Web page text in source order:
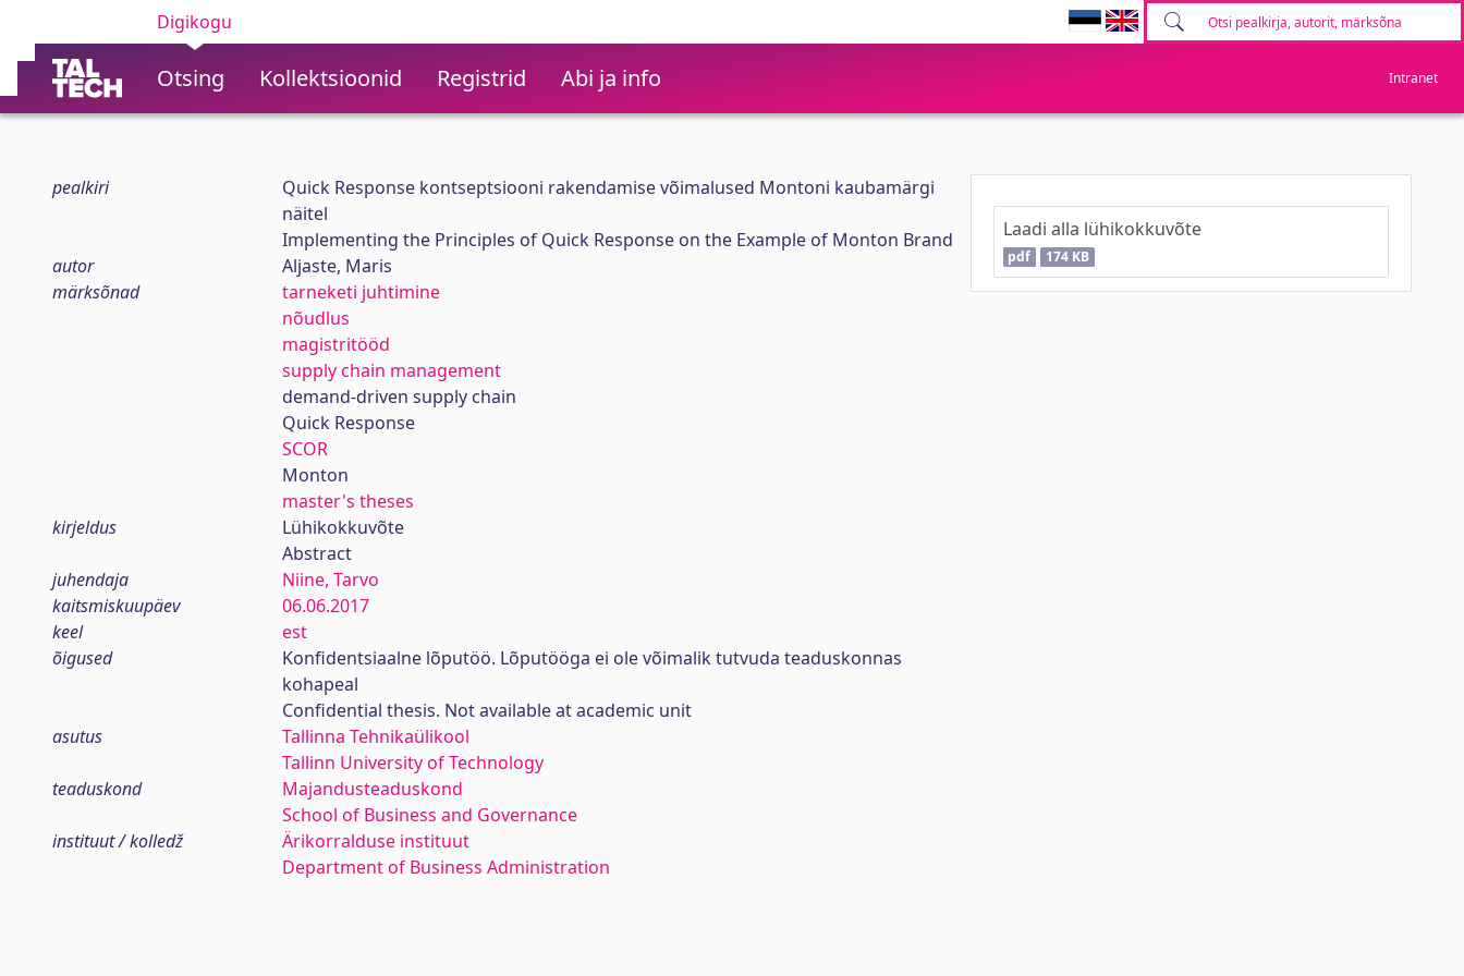
Digikogu
Otsing Kollektsioonid Registrid Abi ja info Intranet
pealkiri
Quick Response kontseptsiooni rakendamise võimalused Montoni kaubamärgi
näitel
Implementing the Principles of Quick Response on the Example of Monton Brand
autor
Aljaste, Maris
märksõnad
tarneketi juhtimine
nõudlus
magistritööd
supply chain management
demand-driven supply chain
Quick Response
SCOR
Monton
master's theses
kirjeldus
Lühikokkuvõte
Abstract
juhendaja
Niine, Tarvo
kaitsmiskuupäev
06.06.2017
keel
est
õigused
Konfidentsiaalne lõputöö. Lõputööga ei ole võimalik tutvuda teaduskonnas
kohapeal
Confidential thesis. Not available at academic unit
asutus
Tallinna Tehnikaülikool
Tallinn University of Technology
teaduskond
Majandusteaduskond
School of Business and Governance
instituut / kolledž
Ärikorralduse instituut
Department of Business Administration
Laadi alla lühikokkuvõte
pdf 174 KB